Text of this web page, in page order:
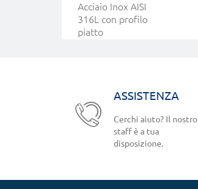
Acciaio Inox AISI
316L con profilo
piatto
ASSISTENZA
Cerchi aiuto? Il nostro
staff è a tua
disposizione.